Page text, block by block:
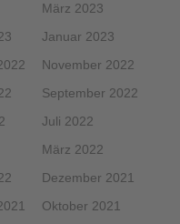
März 2023
Januar 2023
November 2022
September 2022
Juli 2022
März 2022
Dezember 2021
Oktober 2021